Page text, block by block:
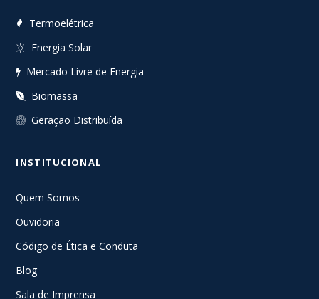
Termoelétrica
Energia Solar
Mercado Livre de Energia
Biomassa
Geração Distribuída
INSTITUCIONAL
Quem Somos
Ouvidoria
Código de Ética e Conduta
Blog
Sala de Imprensa